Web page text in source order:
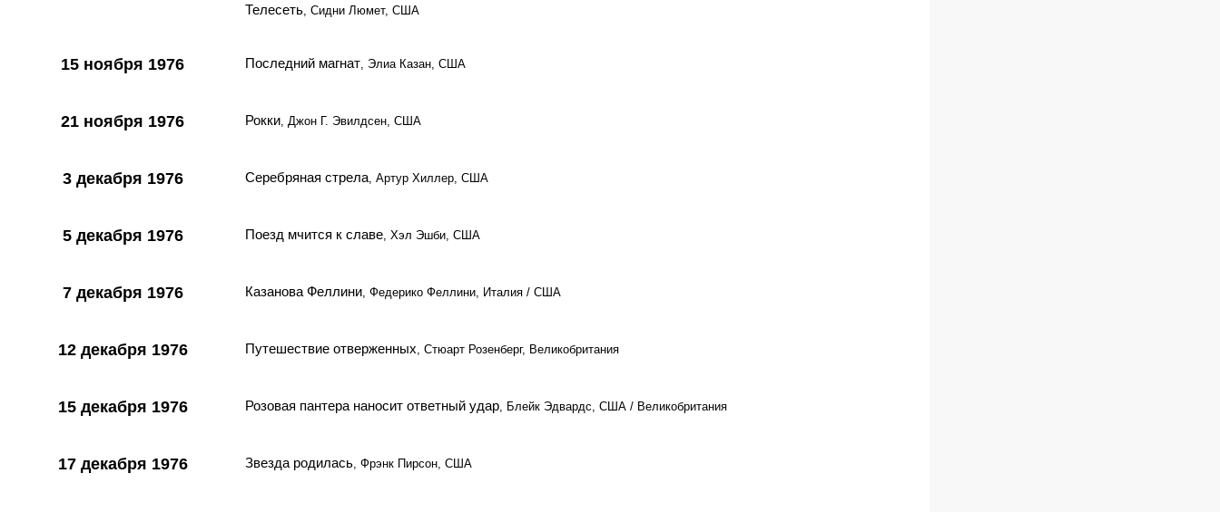
Телесеть, Сидни Люмет, США
15 ноября 1976 Последний магнат, Элиа Казан, США
21 ноября 1976 Рокки, Джон Г. Эвилдсен, США
3 декабря 1976 Серебряная стрела, Артур Хиллер, США
5 декабря 1976 Поезд мчится к славе, Хэл Эшби, США
7 декабря 1976 Казанова Феллини, Федерико Феллини, Италия / США
12 декабря 1976 Путешествие отверженных, Стюарт Розенберг, Великобритания
15 декабря 1976 Розовая пантера наносит ответный удар, Блейк Эдвардс, США / Великобритания
17 декабря 1976 Звезда родилась, Фрэнк Пирсон, США